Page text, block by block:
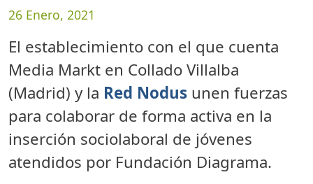
26 Enero, 2021
El establecimiento con el que cuenta
Media Markt en Collado Villalba
(Madrid) y la Red Nodus unen fuerzas
para colaborar de forma activa en la
inserción sociolaboral de jóvenes
atendidos por Fundación Diagrama.